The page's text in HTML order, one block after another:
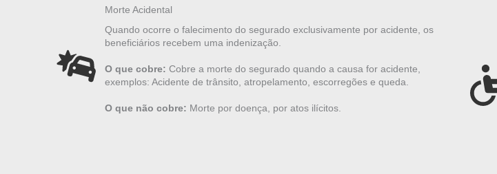
Morte Acidental
Quando ocorre o falecimento do segurado exclusivamente por acidente, os
beneficiários recebem uma indenização.
O que cobre: Cobre a morte do segurado quando a causa for acidente,
exemplos: Acidente de trânsito, atropelamento, escorregões e queda.
O que não cobre: Morte por doença, por atos ilícitos.